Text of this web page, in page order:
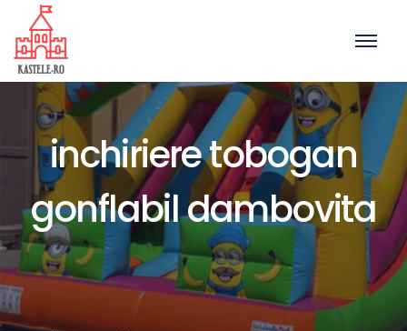
inchiriere tobogan
gonflabil dambovita